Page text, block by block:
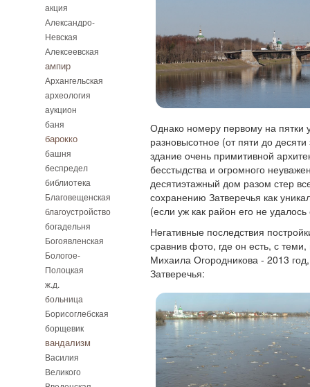
акция
Александро-
Невская
Алексеевская
ампир
Архангельская
археология
аукцион
баня
барокко
башня
беспредел
библиотека
Благовещенская
благоустройство
богадельня
Богоявленская
Бологое-
Полоцкая
ж.д.
больница
Борисоглебская
борщевик
вандализм
Василия
Великого
Однако номеру первому на пятки
разновысотное (от пяти до
здание очень примитивной
бесстыдства и огромного
десятиэтажный дом разом стер
сохранению Затверечья как
(если уж как район его не удалось
Негативные последствия
сравнив фото, где он есть, с
Михаила Огородникова - 2013
Затверечья: